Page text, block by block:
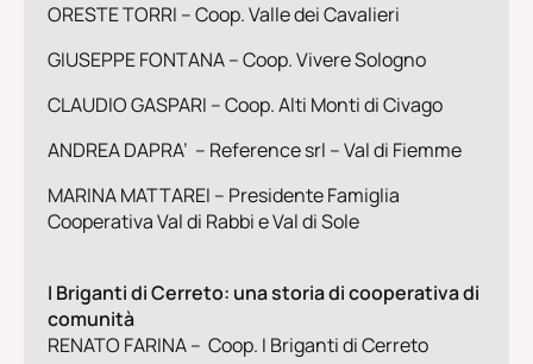
ORESTE TORRI – Coop. Valle dei Cavalieri
GIUSEPPE FONTANA – Coop. Vivere Sologno
CLAUDIO GASPARI – Coop. Alti Monti di Civago
ANDREA DAPRA’ – Reference srl – Val di Fiemme
MARINA MATTAREI – Presidente Famiglia
Cooperativa Val di Rabbi e Val di Sole
I Briganti di Cerreto: una storia di cooperativa di
comunità
RENATO FARINA – Coop. I Briganti di Cerreto